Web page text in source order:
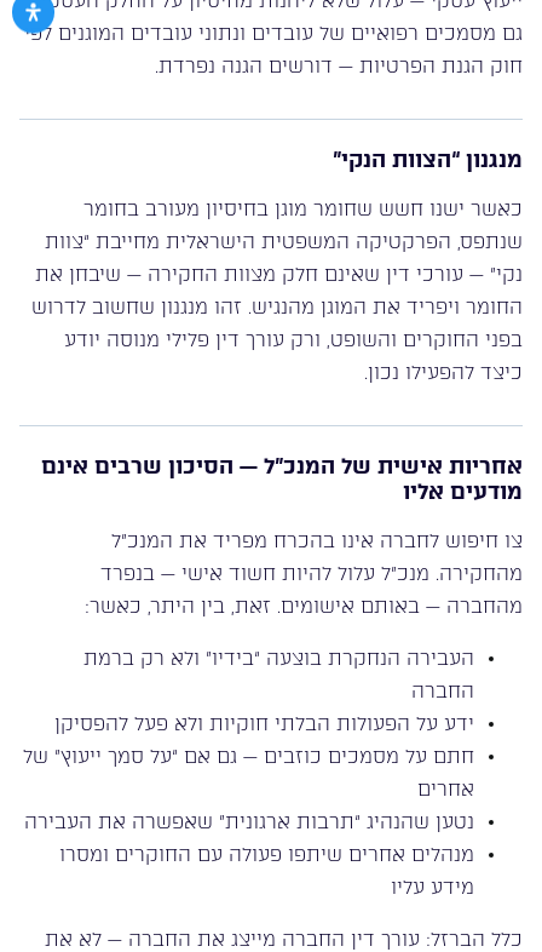
גם מסמכים רפואיים של עובדים ונתוני עובדים המוגנים לפי
חוק הגנת הפרטיות — דורשים הגנה נפרדת.
מנגנון “הצוות הנקי”
כאשר ישנו חשש שחומר מוגן בחיסיון מעורב בחומר
שנתפס, הפרקטיקה המשפטית הישראלית מחייבת “צוות
נקי” — עורכי דין שאינם חלק מצוות החקירה — שיבחן את
החומר ויפריד את המוגן מהנגיש. זהו מנגנון שחשוב לדרוש
בפני החוקרים והשופט, ורק עורך דין פלילי מנוסה יודע
כיצד להפעילו נכון.
אחריות אישית של המנכ”ל — הסיכון שרבים אינם
מודעים אליו
צו חיפוש לחברה אינו בהכרח מפריד את המנכ”ל
מהחקירה. מנכ”ל עלול להיות חשוד אישי — בנפרד
מהחברה — באותם אישומים. זאת, בין היתר, כאשר:
העבירה הנחקרת בוצעה “בידיו” ולא רק ברמת
החברה
ידע על הפעולות הבלתי חוקיות ולא פעל להפסיקן
חתם על מסמכים כוזבים — גם אם “על סמך ייעוץ” של
אחרים
נטען שהנהיג “תרבות ארגונית” שאפשרה את העבירה
מנהלים אחרים שיתפו פעולה עם החוקרים ומסרו
מידע עליו
כלל הברזל: עורך דין החברה מייצג את החברה — לא את